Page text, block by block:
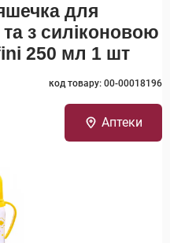
для
з силіконовою
250 мл 1 шт
код товару: 00-00018196
Аптеки